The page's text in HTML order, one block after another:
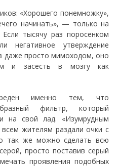
«Хорошего понемножку»,
начинать», — только на
тысячу раз поросенком
негативное утверждение
даже просто мимоходом, оно
и засесть в мозгу как
именно тем, что
фильтр, который
на свой лад. «Изумрудным
жителям раздали очки с
так же можно сделать всю
просто поставив серый
проявления подобных